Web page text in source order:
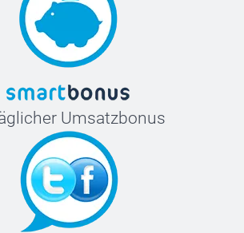
Umsatzbonus